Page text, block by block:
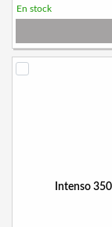
En stock
Intenso